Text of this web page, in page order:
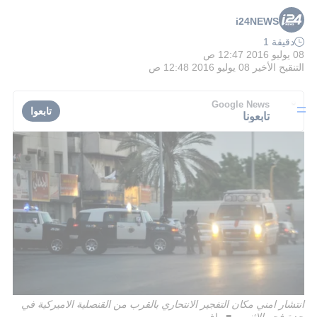
i24NEWS
دقيقة 1
08 يوليو 2016 12:47 ص
التنقيح الأخير 08 يوليو 2016 12:48 ص
Google News
تابعونا تابعوا
انتشار امني مكان التفجير الانتحاري بالقرب من القنصلية الاميركية في